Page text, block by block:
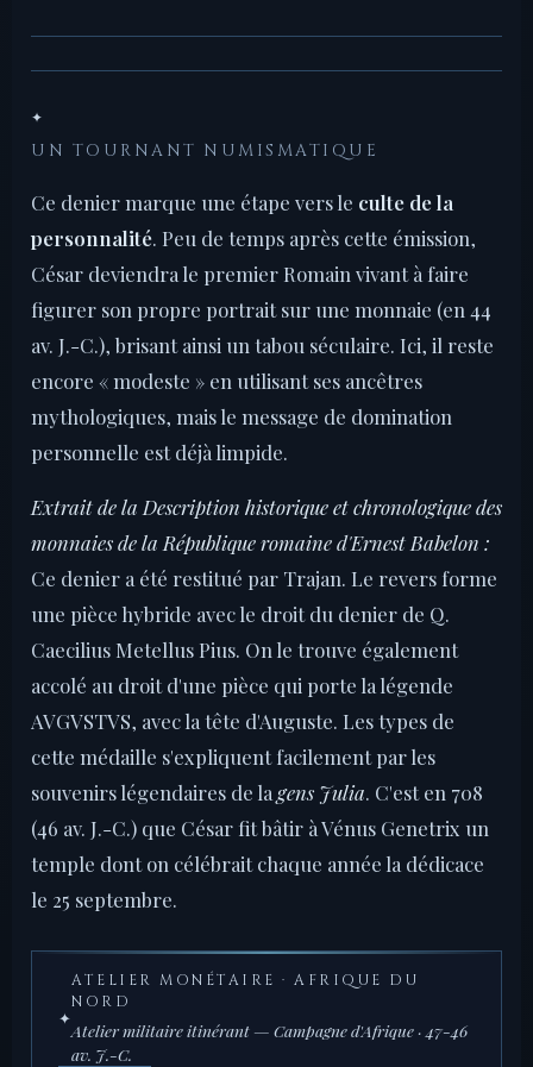
✦
UN TOURNANT NUMISMATIQUE
Ce denier marque une étape vers le culte de la
personnalité. Peu de temps après cette émission,
César deviendra le premier Romain vivant à faire
figurer son propre portrait sur une monnaie (en 44
av. J.-C.), brisant ainsi un tabou séculaire. Ici, il reste
encore « modeste » en utilisant ses ancêtres
mythologiques, mais le message de domination
personnelle est déjà limpide.
Extrait de la Description historique et chronologique des
monnaies de la République romaine d'Ernest Babelon :
Ce denier a été restitué par Trajan. Le revers forme
une pièce hybride avec le droit du denier de Q.
Caecilius Metellus Pius. On le trouve également
accolé au droit d'une pièce qui porte la légende
AVGVSTVS, avec la tête d'Auguste. Les types de
cette médaille s'expliquent facilement par les
souvenirs légendaires de la gens Julia. C'est en 708
(46 av. J.-C.) que César fit bâtir à Vénus Genetrix un
temple dont on célébrait chaque année la dédicace
le 25 septembre.
✦
ATELIER MONÉTAIRE · AFRIQUE DU
NORD
Atelier militaire itinérant — Campagne d'Afrique · 47-46
av. J.-C.